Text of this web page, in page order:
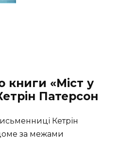
книги «Міст у
Патерсон
Кетрін
за межами